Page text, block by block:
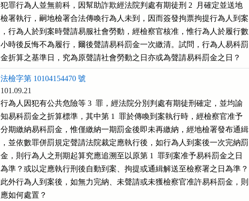
犯罪行為人並無前科，因幫助詐欺經法院判處有期徒刑 2  月確定並送地
檢署執行，嗣地檢署合法傳喚行為人未到，因而簽發拘票拘提行為人到案
，行為人於到案時聲請易服社會勞動，經檢察官核准，惟行為人於履行數
小時後反悔不為履行，爾後聲請易科罰金一次繳清。試問，行為人易科罰
金折算之基準日，究為原聲請社會勞動之日亦或為聲請易科罰金之日？
法檢字第 10104154470 號
101.09.21
行為人因犯有公共危險等 3  罪，經法院分別判處有期徒刑確定，並均諭
知易科罰金之折算標準，其中第 1  罪於傳喚到案執行時，經檢察官准予
分期繳納易科罰金，惟僅繳納一期罰金後即未再繳納，經地檢署發布通緝
，並依數罪併罰規定聲請法院裁定應執行後，如行為人到案後一次完納罰
金，則行為人之刑期起算究應追溯至以原第 1  罪到案准予易科罰金之日
為準？或以定應執行刑後自動到案、拘提或通緝解送至檢察署之日為準？
此外行為人到案後，如無力完納、未聲請或未獲檢察官准許易科罰金，則
應如何處置？